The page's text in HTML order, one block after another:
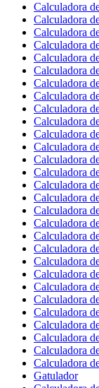
Calculadora
Calculadora
Calculadora
Calculadora
Calculadora
Calculadora
Calculadora
Calculadora
Calculadora
Calculadora
Calculadora
Calculadora
Calculadora
Calculadora
Calculadora
Calculadora
Calculadora
Calculadora
Calculadora
Calculadora
Calculadora
Calculadora
Calculadora
Calculadora
Calculadora
Calculadora
Calculadora
Calculadora
Calculadora
Gatulador